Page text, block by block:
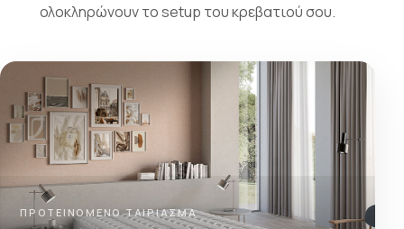
ολοκληρώνουν το setup του κρεβατιού σου.
ΠΡΟΤΕΙΝΟΜΕΝΟ ΤΑΙΡΙΑΣΜΑ